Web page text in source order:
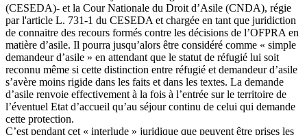
(CESEDA)- et la Cour Nationale du Droit d’Asile (CNDA), régie
par l'article L. 731-1 du CESEDA et chargée en tant que juridiction
de connaitre des recours formés contre les décisions de l’OFPRA en
matière d’asile. Il pourra jusqu’alors être considéré comme « simple
demandeur d’asile » en attendant que le statut de réfugié lui soit
reconnu même si cette distinction entre réfugié et demandeur d’asile
s’avère moins rigide dans les faits et dans les textes. La demande
d’asile renvoie effectivement à la fois à l’entrée sur le territoire de
l’éventuel Etat d’accueil qu’au séjour continu de celui qui demande
cette protection.
C’est pendant cet « interlude » juridique que peuvent être prises les